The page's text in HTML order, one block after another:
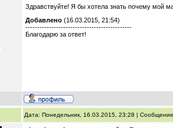
Здравствуйте! Я бы хотела знать почему мой
Добавлено (16.03.2015, 21:54)
---------------------------------------------
Благодарю за ответ!
Дата: Понедельник, 16.03.2015, 23:28 |